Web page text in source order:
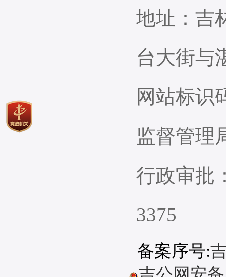
地址：吉
台大
网站标识
监督管理
行政审批
3375
备案序号: